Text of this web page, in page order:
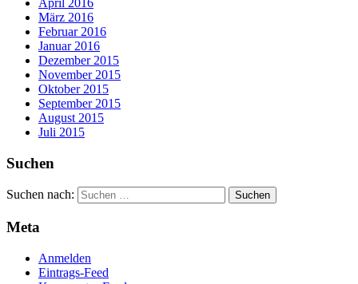
März 2016
Februar 2016
Januar 2016
Dezember 2015
November 2015
Oktober 2015
September 2015
August 2015
Juli 2015
Suchen
Suchen nach:
Meta
Anmelden
Eintrags-Feed